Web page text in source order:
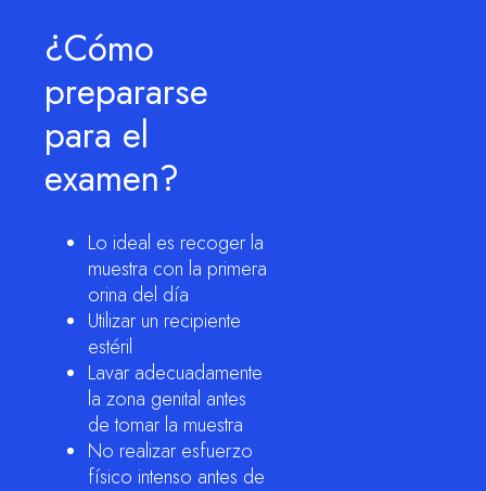
¿Cómo
prepararse
para el
examen?
Lo ideal es recoger la
muestra con la primera
orina del día
Utilizar un recipiente
estéril
Lavar adecuadamente
la zona genital antes
de tomar la muestra
No realizar esfuerzo
físico intenso antes de